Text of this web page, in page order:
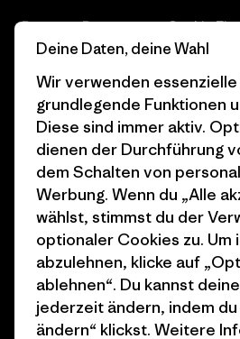
Progress Report
Business Unusual
Klimaziele
1% For The Planet
Wie wir finanzieren
Geschenkgutscheine
Stores in deiner Nähe
Cookie
Industry
Affiliate-
Patagonia
Deine Daten, deine Wahl
Wir verwenden
grundlegende Funktionen
Diese sind immer aktiv.
dienen der Durchführung
dem Schalten von
Werbung. Wenn du „Alle
wählst, stimmst du der
optionaler Cookies zu. Um
abzulehnen, klicke auf
ablehnen“. Du kannst
jederzeit ändern, indem
ändern“ klickst. Weitere